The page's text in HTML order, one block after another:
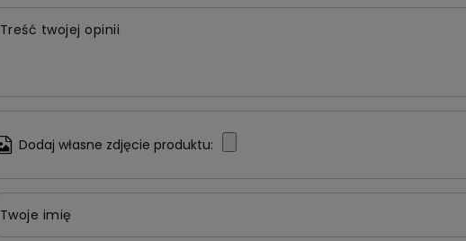
Treść twojej opinii
Dodaj własne zdjęcie produktu:
Twoje imię